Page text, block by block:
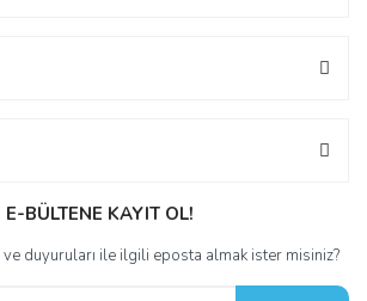
E-BÜLTENE KAYIT OL!
ve duyuruları ile ilgili eposta almak ister misiniz?